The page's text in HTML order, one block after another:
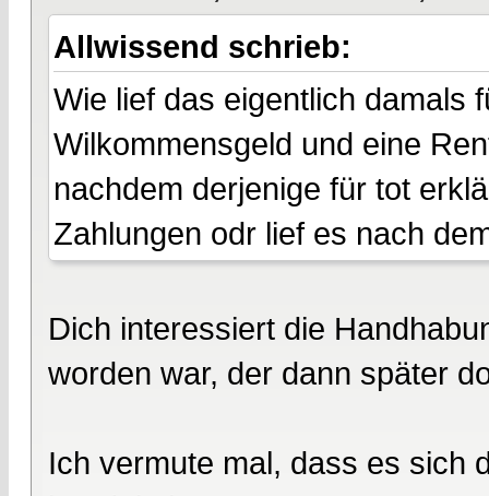
Allwissend schrieb:
Wie lief das eigentlich damals
Wilkommensgeld und eine
nachdem derjenige für tot
Zahlungen odr lief es nach
Dich interessiert die
worden war, der dann später
Ich vermute mal, dass es sich